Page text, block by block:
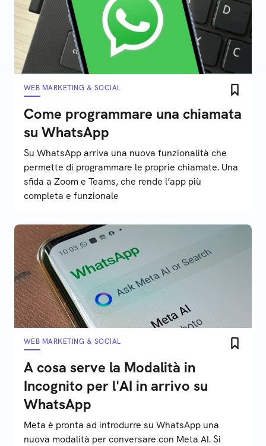
WEB MARKETING & SOCIAL
Come programmare una chiamata
su WhatsApp
Su WhatsApp arriva una nuova funzionalità che
permette di programmare le proprie chiamate. Una
sfida a Zoom e Teams, che rende l’app più
completa e funzionale
WEB MARKETING & SOCIAL
A cosa serve la Modalità in
Incognito per l'AI in arrivo su
WhatsApp
Meta è pronta ad introdurre su WhatsApp una
nuova modalità per conversare con Meta AI. Si